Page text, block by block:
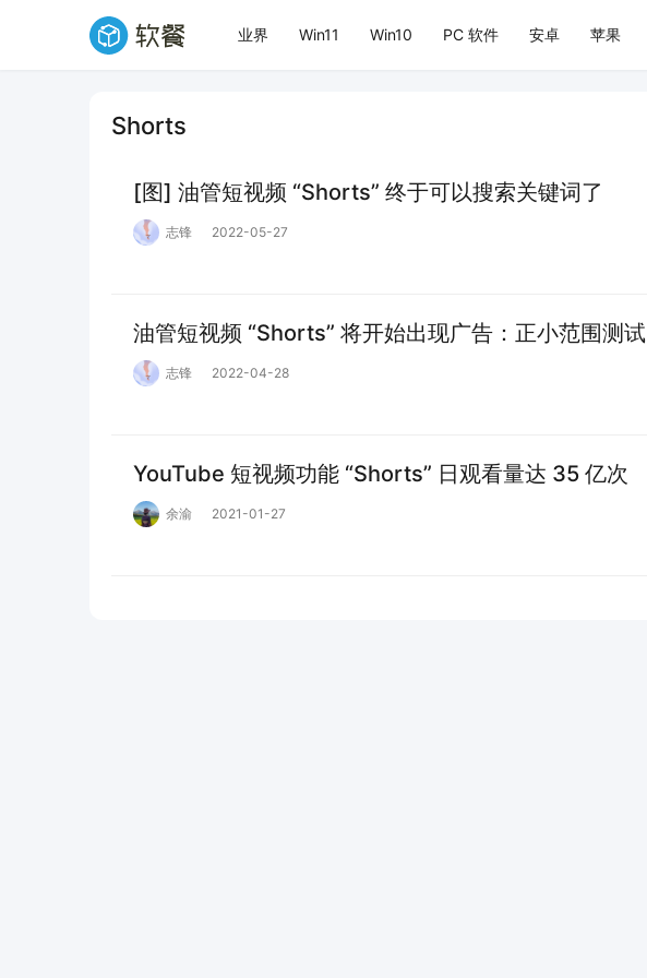
业界 Win11 Win10 PC 软件 安卓 苹果
Shorts
[图] 油管短视频 “Shorts” 终于可以搜索关键词了
志锋 2022-05-27
油管短视频 “Shorts” 将开始出现广告：正小范围测试
志锋 2022-04-28
YouTube 短视频功能 “Shorts” 日观看量达 35 亿次
余渝 2021-01-27